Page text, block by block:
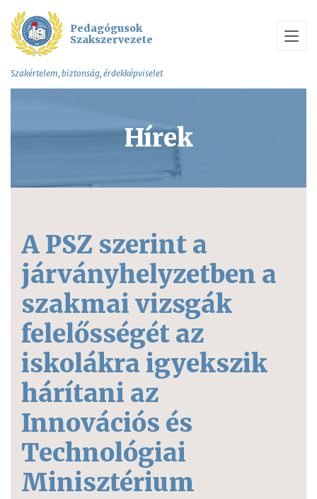
Pedagógusok
Szakszervezete
Szakértelem, biztonság, érdekképviselet
Hírek
A PSZ szerint a
járványhelyzetben a
szakmai vizsgák
felelősségét az
iskolákra igyekszik
hárítani az
Innovációs és
Technológiai
Minisztérium